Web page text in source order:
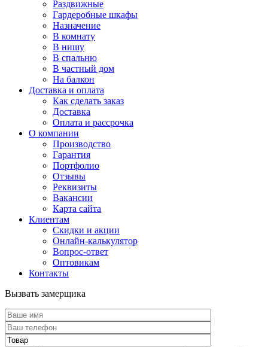
Раздвижные
Гардеробные шкафы
Назначение
В комнату
В нишу
В спальню
В частный дом
На балкон
Доставка и оплата
Как сделать заказ
Доставка
Оплата и рассрочка
О компании
Производство
Гарантия
Портфолио
Отзывы
Реквизиты
Вакансии
Карта сайта
Клиентам
Скидки и акции
Онлайн-калькулятор
Вопрос-ответ
Оптовикам
Контакты
Вызвать замерщика